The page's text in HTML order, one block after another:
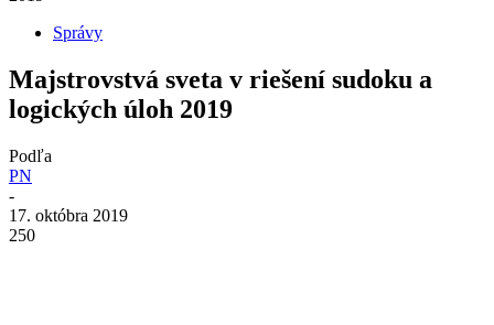
Správy
Majstrovstvá sveta v riešení sudoku a
logických úloh 2019
Podľa
PN
-
17. októbra 2019
250